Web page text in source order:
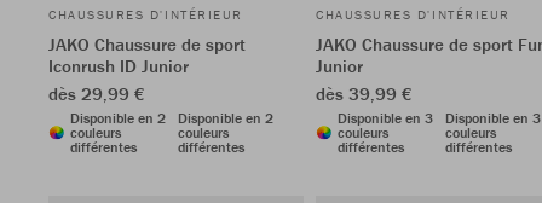
CHAUSSURES D'INTÉRIEUR
JAKO Chaussure de sport
Iconrush ID Junior
dès 29,99 €
Disponible en 2
couleurs
différentes
Disponible en 2
couleurs
différentes
CHAUSSURES D'INTÉRIEUR
JAKO Chaussure de sport
Junior
dès 39,99 €
Disponible en 3
couleurs
différentes
Disponible en 3
couleurs
différentes